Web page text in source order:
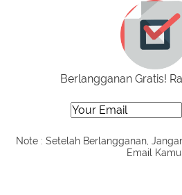
Berlangganan Gratis!
Note : Setelah Berlangganan,
Email